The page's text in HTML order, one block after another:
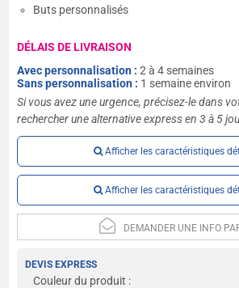
Buts personnalisés
DÉLAIS DE LIVRAISON
Avec personnalisation :2 à 4 semaines
Sans personnalisation : 1 semaine environ
Si vous avez une urgence, précisez-le dans
rechercher une alternative express en 3 à 5
Afficher les caractéristiques
Afficher les caractéristiques
DEMANDER UNE INFO
DEVIS EXPRESS
Couleur du produit :